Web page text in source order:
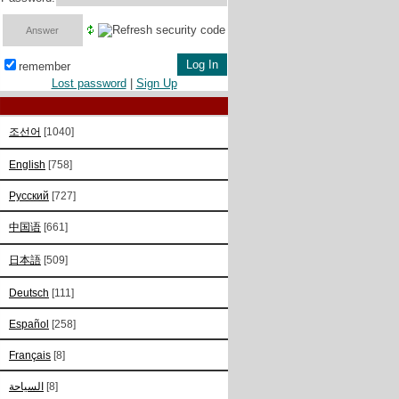
remember
Lost password
Sign Up
조선어 [1040]
English [758]
Русский [727]
中国语 [661]
日本語 [509]
Deutsch [111]
Español [258]
Français [8]
السياحة [8]